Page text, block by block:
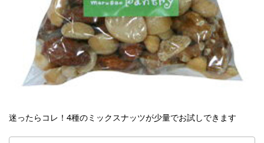
迷ったらコレ！4種のミックスナッツが少量でお試しできます